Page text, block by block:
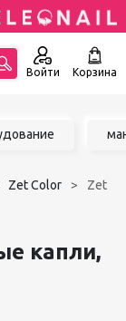
Войти Корзина
Zet Color
Zet
капли,